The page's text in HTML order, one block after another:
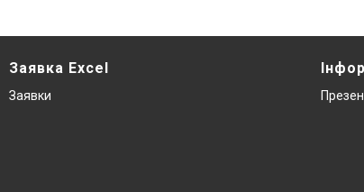
Заявка Excel
Заявки